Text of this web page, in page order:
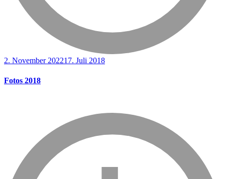
2. November 202217. Juli 2018
Fotos 2018